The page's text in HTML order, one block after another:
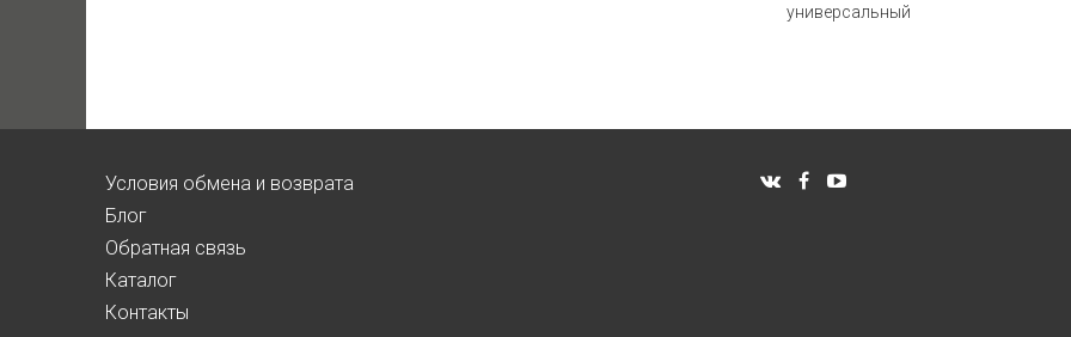
универсальный
Условия обмена и возврата
Блог
Обратная связь
Каталог
Контакты